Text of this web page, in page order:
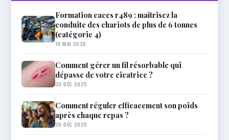
Formation caces r489 : maîtrisez la
conduite des chariots de plus de 6 tonnes
(catégorie 4)
19 MAI 2026
Comment gérer un fil résorbable qui
dépasse de votre cicatrice ?
30 DÉC 2025
Comment réguler efficacement son poids
après chaque repas ?
30 DÉC 2025